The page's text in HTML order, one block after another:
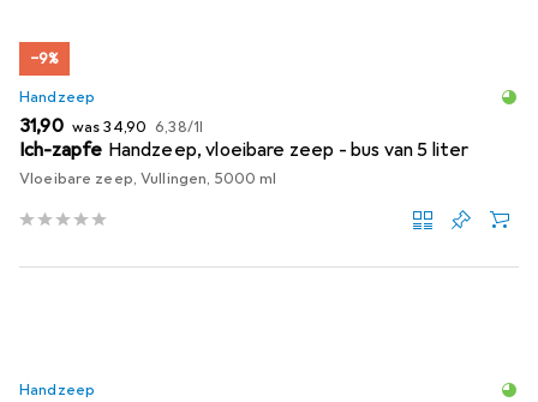
−9%
Handzeep
EUR
31,90 wasEUR
34,90 EUR
6,38/1l
Ich-zapfe Handzeep, vloeibare zeep - bus van 5 liter
Vloeibare zeep, Vullingen, 5000 ml
Handzeep